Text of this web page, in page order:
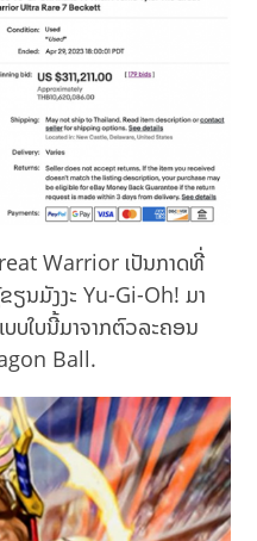
Warrior ເປັນກາດທີ່
ນມັງງະ Yu-Gi-Oh! ມາ
ບໃບນີ້ມາຈາກຕົວລະຄອນ
Ball.